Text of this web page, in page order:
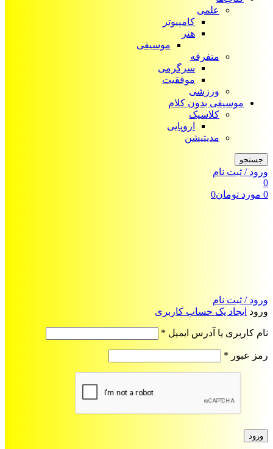
علمی
کامپیوتر
هنر
موسیقی
متفرقه
سرگرمی
موفقیت
ورزشی
موسیقی بدون کلام
کلاسیک
اروپایی
مدیتیشن
جستجو
ورود / ثبت نام
0
0 مورد تومان0
ورود / ثبت نام
ورود ایجاد یک حساب کاربری
نام کاربری یا آدرس ایمیل *
رمز عبور *
ورود